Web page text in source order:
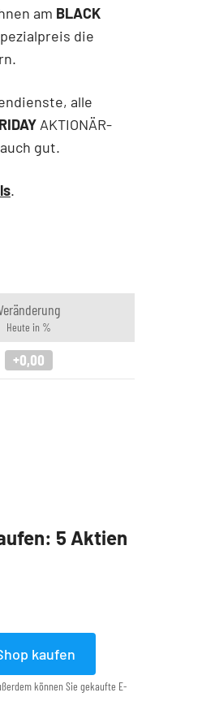
am BLACK
die
alle
AKTIONÄR-
gut.
.
Heute in %
+0,00
5 Aktien
kaufen
können Sie gekaufte E-